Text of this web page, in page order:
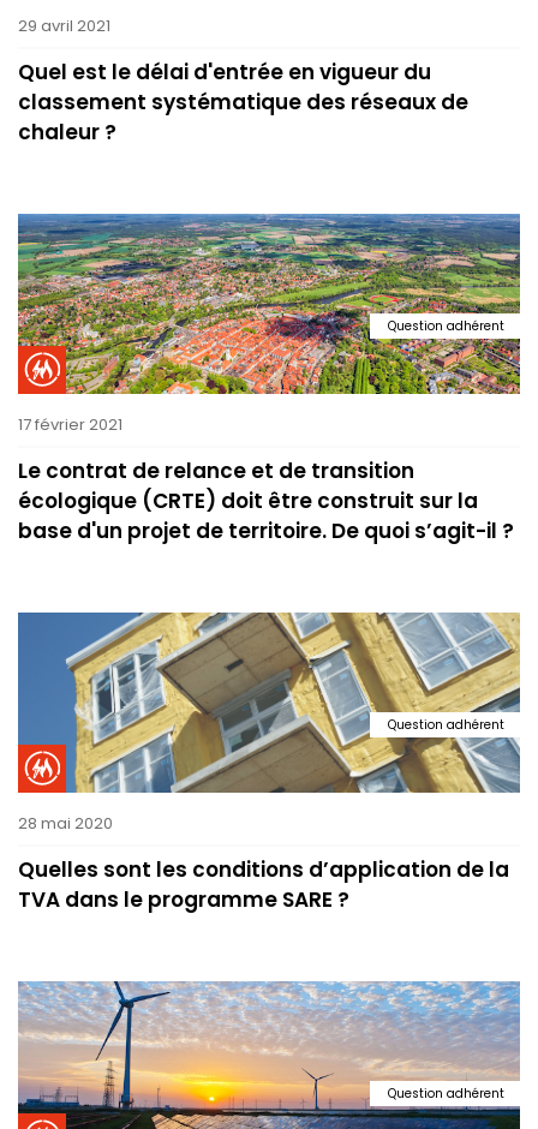
29 avril 2021
Quel est le délai d'entrée en vigueur du
classement systématique des réseaux de
chaleur ?
Question adhérent
17 février 2021
Le contrat de relance et de transition
écologique (CRTE) doit être construit sur la
base d'un projet de territoire. De quoi s’agit-il ?
Question adhérent
28 mai 2020
Quelles sont les conditions d’application de la
TVA dans le programme SARE ?
Question adhérent